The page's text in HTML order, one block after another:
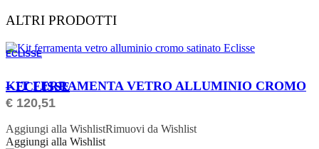
ALTRI PRODOTTI
ECLISSE
ORDINABILE
KIT FERRAMENTA VETRO ALLUMINIO CROMO – ECLISSE
€ 120,51
Aggiungi alla WishlistRimuovi da Wishlist
Aggiungi alla Wishlist